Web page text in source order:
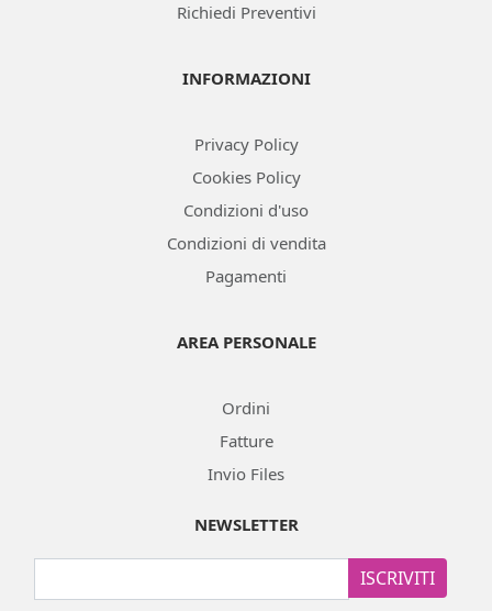
Richiedi Preventivi
INFORMAZIONI
Privacy Policy
Cookies Policy
Condizioni d'uso
Condizioni di vendita
Pagamenti
AREA PERSONALE
Ordini
Fatture
Invio Files
NEWSLETTER
ISCRIVITI